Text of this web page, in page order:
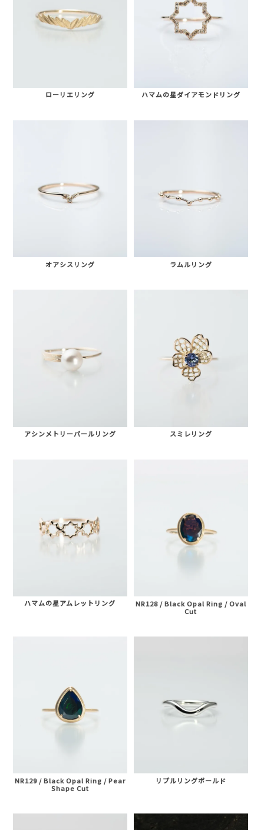
ローリエリング ハマムの星ダイアモンドリング
オアシスリング ラムルリング
アシンメトリーパールリング スミレリング
ハマムの星アムレットリング
NR128 / Black Opal Ring / Oval
Cut
NR129 / Black Opal Ring / Pear
Shape Cut
リプルリングボールド